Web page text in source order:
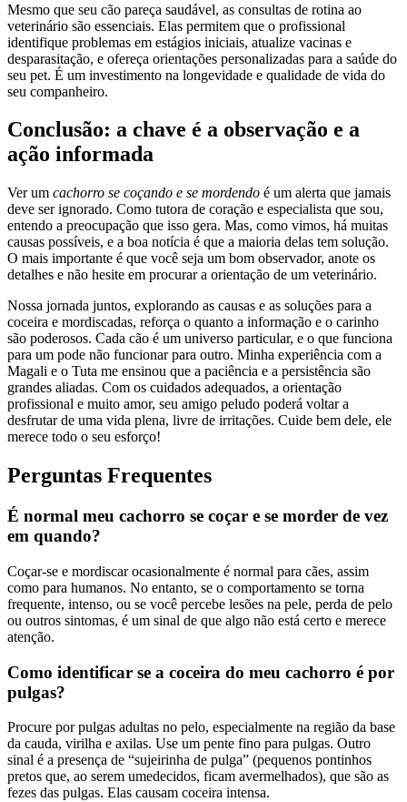
Mesmo que seu cão pareça saudável, as consultas de rotina ao
veterinário são essenciais. Elas permitem que o profissional
identifique problemas em estágios iniciais, atualize vacinas e
desparasitação, e ofereça orientações personalizadas para a saúde do
seu pet. É um investimento na longevidade e qualidade de vida do
seu companheiro.
Conclusão: a chave é a observação e a
ação informada
Ver um cachorro se coçando e se mordendo é um alerta que jamais
deve ser ignorado. Como tutora de coração e especialista que sou,
entendo a preocupação que isso gera. Mas, como vimos, há muitas
causas possíveis, e a boa notícia é que a maioria delas tem solução.
O mais importante é que você seja um bom observador, anote os
detalhes e não hesite em procurar a orientação de um veterinário.
Nossa jornada juntos, explorando as causas e as soluções para a
coceira e mordiscadas, reforça o quanto a informação e o carinho
são poderosos. Cada cão é um universo particular, e o que funciona
para um pode não funcionar para outro. Minha experiência com a
Magali e o Tuta me ensinou que a paciência e a persistência são
grandes aliadas. Com os cuidados adequados, a orientação
profissional e muito amor, seu amigo peludo poderá voltar a
desfrutar de uma vida plena, livre de irritações. Cuide bem dele, ele
merece todo o seu esforço!
Perguntas Frequentes
É normal meu cachorro se coçar e se morder de vez
em quando?
Coçar-se e mordiscar ocasionalmente é normal para cães, assim
como para humanos. No entanto, se o comportamento se torna
frequente, intenso, ou se você percebe lesões na pele, perda de pelo
ou outros sintomas, é um sinal de que algo não está certo e merece
atenção.
Como identificar se a coceira do meu cachorro é por
pulgas?
Procure por pulgas adultas no pelo, especialmente na região da base
da cauda, virilha e axilas. Use um pente fino para pulgas. Outro
sinal é a presença de “sujeirinha de pulga” (pequenos pontinhos
pretos que, ao serem umedecidos, ficam avermelhados), que são as
fezes das pulgas. Elas causam coceira intensa.